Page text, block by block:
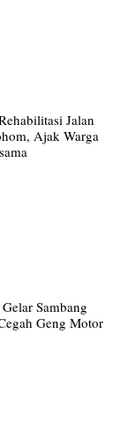
Jalan
Ajak Warga
Sambang
Geng Motor